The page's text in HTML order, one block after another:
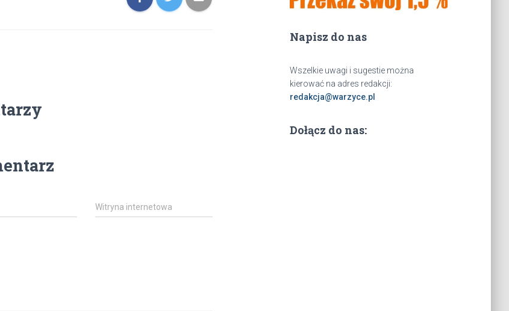
Witryna internetowa
Napisz do nas
Wszelkie uwagi i sugestie można
kierować na adres redakcji:
redakcja@warzyce.pl
Dołącz do nas: